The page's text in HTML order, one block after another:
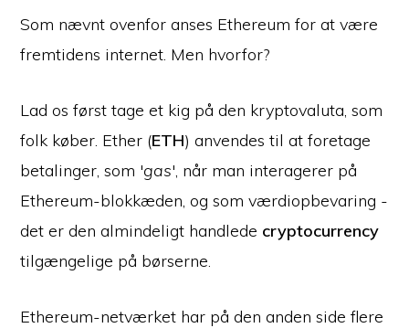
Som nævnt ovenfor anses Ethereum for at være
fremtidens internet. Men hvorfor?
Lad os først tage et kig på den kryptovaluta, som
folk køber. Ether (ETH) anvendes til at foretage
betalinger, som 'gas', når man interagerer på
Ethereum-blokkæden, og som værdiopbevaring -
det er den almindeligt handlede cryptocurrency
tilgængelige på børserne.
Ethereum-netværket har på den anden side flere